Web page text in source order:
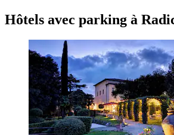
Hôtels avec parking à